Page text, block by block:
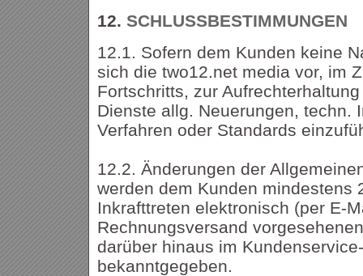
12. SCHLUSSBESTIMMUNGEN
12.1. Sofern dem Kunden keine
sich die two12.net media vor, im
Fortschritts, zur
Dienste allg. Neuerungen, techn.
Verfahren oder Standards
12.2. Änderungen der
werden dem Kunden mindestens
Inkrafttreten elektronisch (per E-
Rechnungsversand
darüber hinaus im
bekanntgegeben.